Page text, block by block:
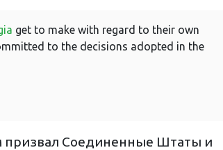
get to make with regard to their own
to the decisions adopted in the
призвал Соединенные Штаты и